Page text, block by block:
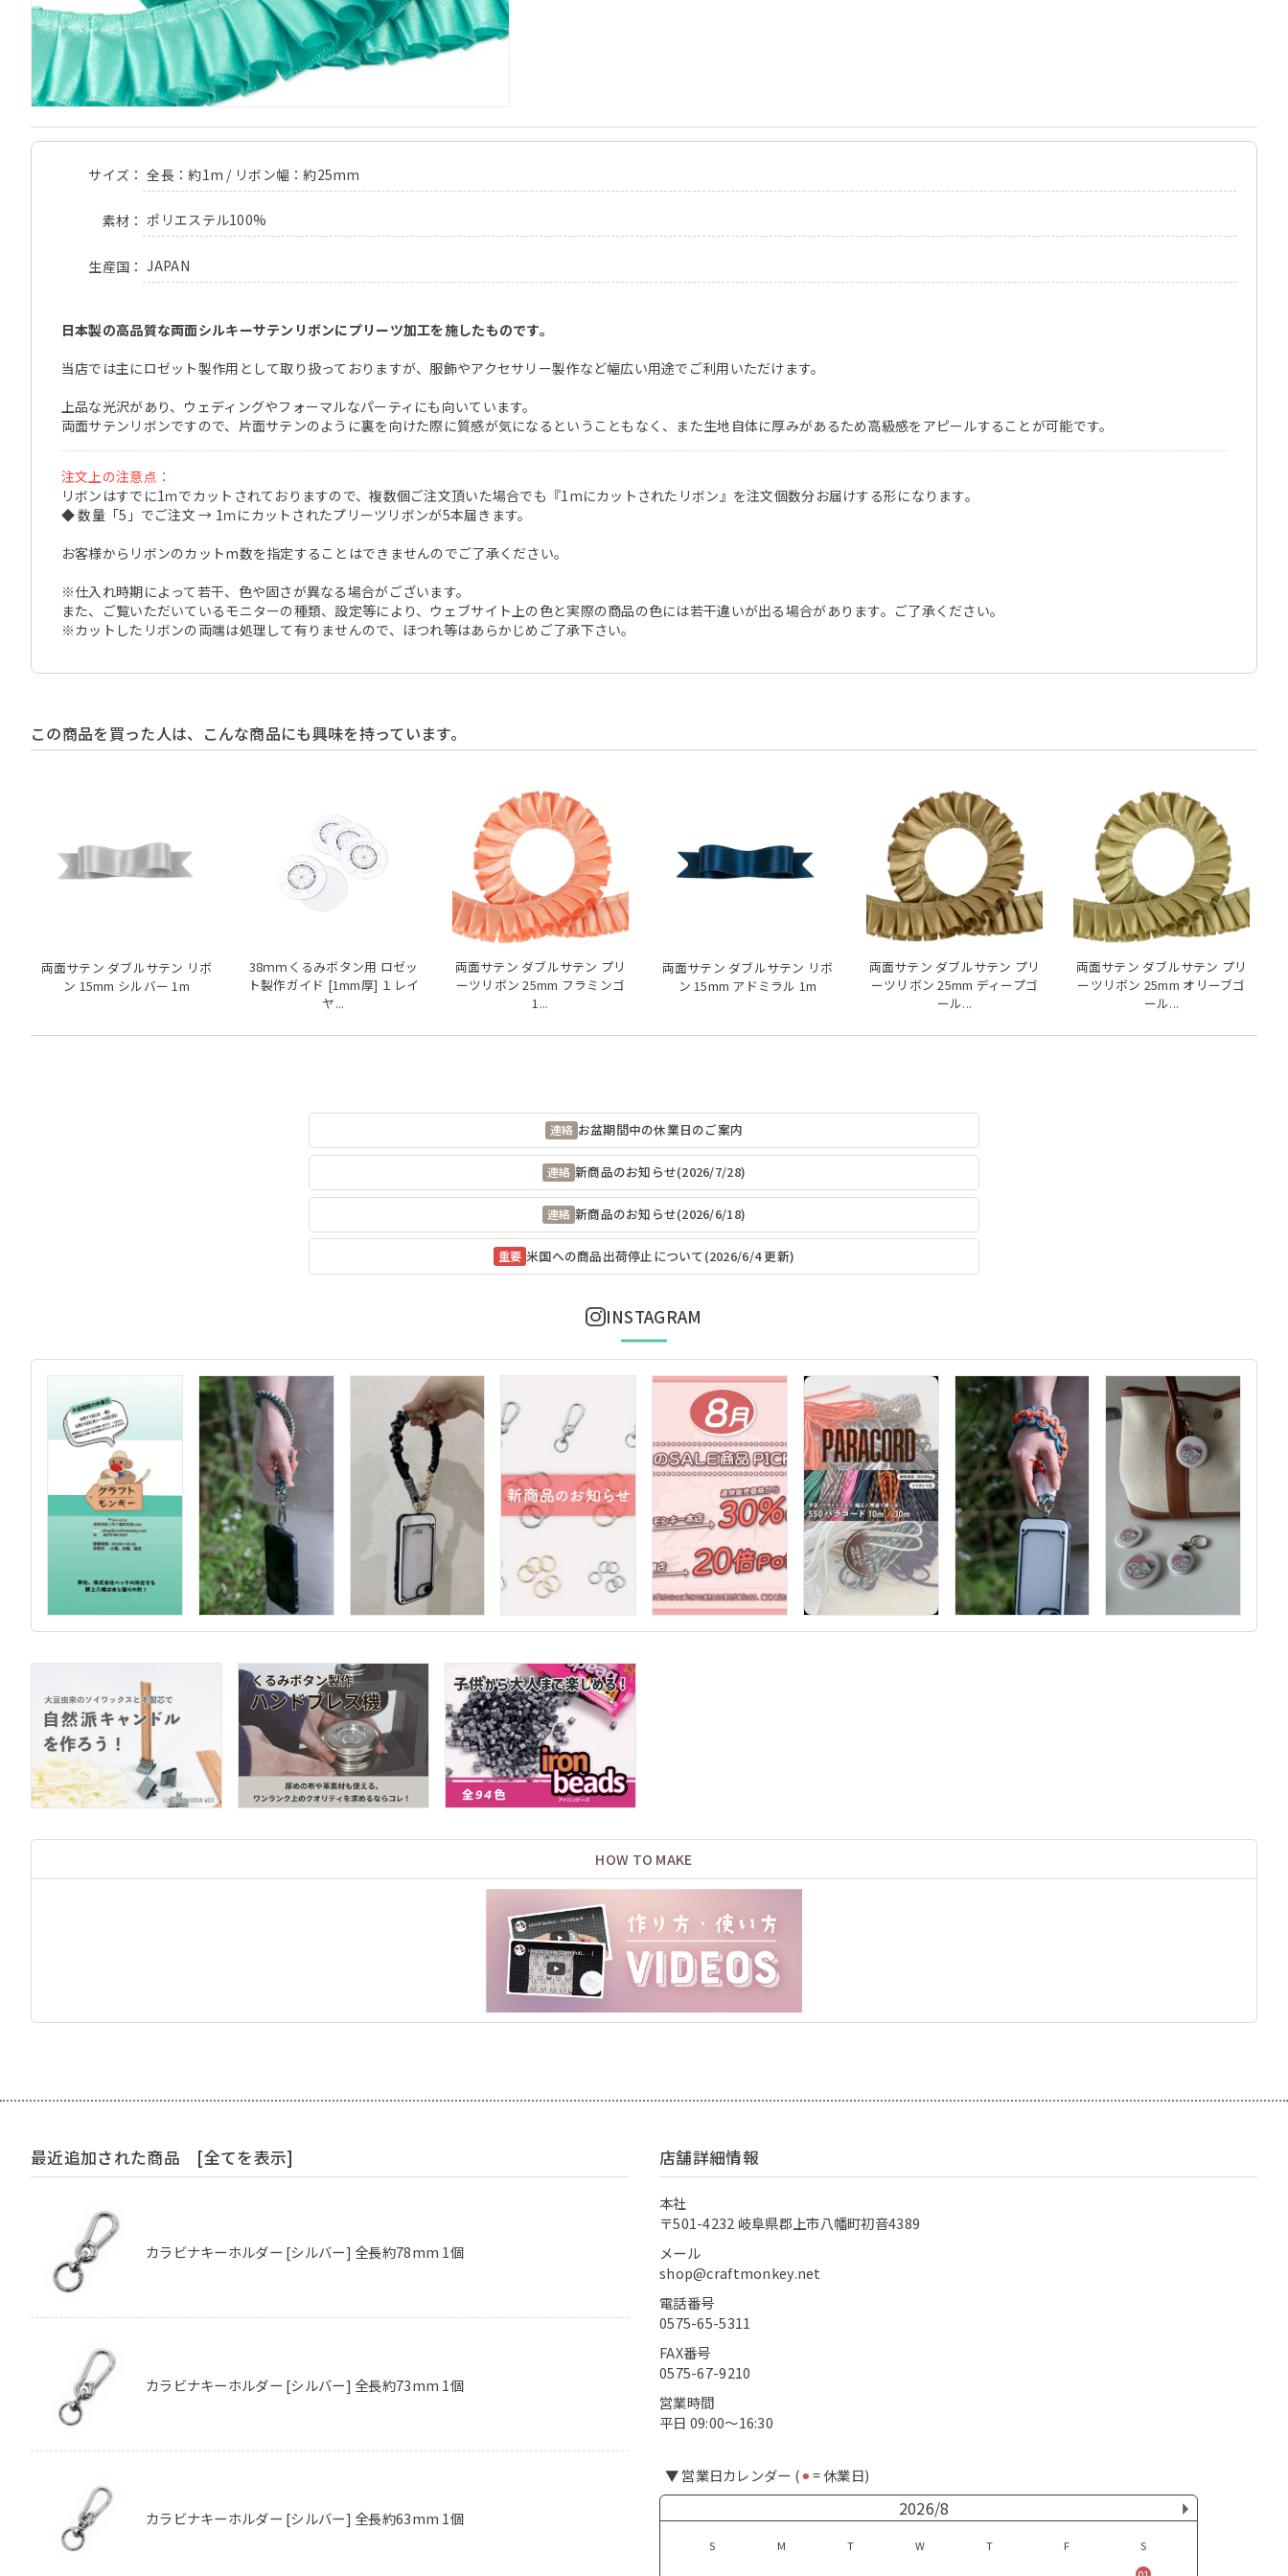
サイズ 全長：約1m / リボン幅：約25mm
素材 ポリエステル100%
生産国 JAPAN
日本製の高品質な両面シルキーサテンリボンにプリーツ加工を施したものです。
当店では主にロゼット製作用として取り扱っておりますが、服飾やアクセサリー製作など幅広い用途でご利用いただけます。
上品な光沢があり、ウェディングやフォーマルなパーティにも向いています。
両面サテンリボンですので、片面サテンのように裏を向けた際に質感が気になるということもなく、また生地自体に厚みがあるため高級感をアピールすることが可能です。
注文上の注意点：
リボンはすでに1ｍでカットされておりますので、複数個ご注文頂いた場合でも『1mにカットされたリボン』を注文個数分お届けする形になります。
◆ 数量「5」でご注文 → 1ｍにカットされたプリーツリボンが5本届きます。
お客様からリボンのカットm数を指定することはできませんのでご了承ください。
※仕入れ時期によって若干、色や固さが異なる場合がございます。
また、ご覧いただいているモニターの種類、設定等により、ウェブサイト上の色と実際の商品の色には若干違いが出る場合があります。ご了承ください。
※カットしたリボンの両端は処理して有りませんので、ほつれ等はあらかじめご了承下さい。
この商品を買った人は、こんな商品にも興味を持っています。
両面サテン ダブルサテン リボ
ン 15mm シルバー 1m
38ｍｍくるみボタン用 ロゼッ
ト製作ガイド [1mm厚] １レイ
ヤ...
両面サテン ダブルサテン プリ
ーツリボン 25mm フラミンゴ
1...
両面サテン ダブルサテン リボ
ン 15mm アドミラル 1m
両面サテン ダブルサテン プリ
ーツリボン 25mm ディープゴ
ール...
両面サテン ダブルサテン プリ
ーツリボン 25mm オリーブゴ
ール...
連絡 お盆期間中の休業日のご案内
連絡 新商品のお知らせ(2026/7/28)
連絡 新商品のお知らせ(2026/6/18)
重要 米国への商品出荷停止について(2026/6/4 更新)
INSTAGRAM
HOW TO MAKE
最近追加された商品 [全てを表示]
カラビナキーホルダー [シルバー] 全長約78mm 1個
カラビナキーホルダー [シルバー] 全長約73mm 1個
カラビナキーホルダー [シルバー] 全長約63mm 1個
店舗詳細情報
本社
〒501-4232 岐阜県郡上市八幡町初音4389
メール
shop@craftmonkey.net
電話番号
0575-65-5311
FAX番号
0575-67-9210
営業時間
平日 09:00〜16:30
▼ 営業日カレンダー (⚫︎= 休業日)
2026/8
S M T W T F
S